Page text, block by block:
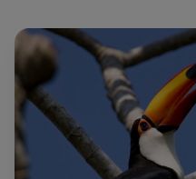
wandelaars die willen
uitzichten en unieke
Nobres: Snorkelen in
Nobres is een verborgen
Bonito. Hier kunt u